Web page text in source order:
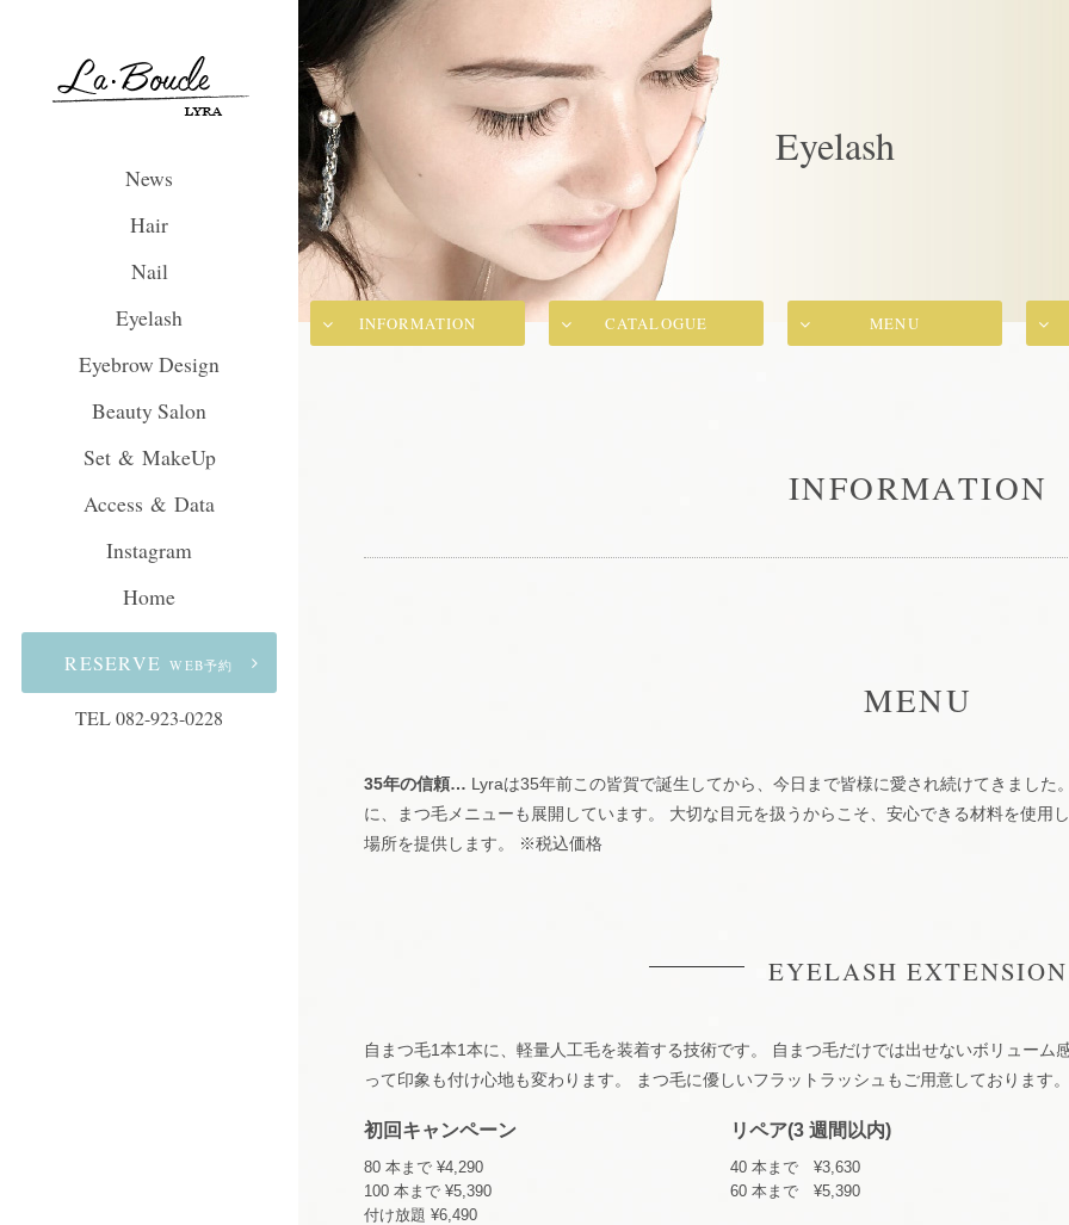
La Boucle Lyra
News
Hair
Nail
Eyelash
Eyebrow Design
Beauty Salon
Set & MakeUp
Access & Data
Instagram
Home
RESERVE WEB予約
TEL 082-923-0228
Eyelash
INFORMATION CATALOGUE MENU
INFORMATION
MENU
35年の信頼… Lyraは35年前この皆賀で誕生してから、今日まで皆様に愛され続けてきまし
に、まつ毛メニューも展開しています。 大切な目元を扱うからこそ、安心できる材料を使用
場所を提供します。 ※税込価格
EYELASH EXTENSION
自まつ毛1本1本に、軽量人工毛を装着する技術です。 自まつ毛だけでは出せないボリュー
って印象も付け心地も変わります。 まつ毛に優しいフラットラッシュもご用意しております。
初回キャンペーン
80 本まで ¥4,290
100 本まで ¥5,390
付け放題 ¥6,490
リペア(3 週間以内)
40 本まで ¥3,630
60 本まで ¥5,390